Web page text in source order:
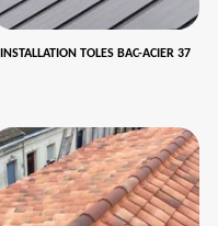
INSTALLATION TOLES BAC-ACIER 37